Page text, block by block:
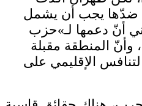
ضدّها يجب أن يشمل
أنّ دعمها لـ»حزب
وأنّ المنطقة مقبلة
الإقليمي على